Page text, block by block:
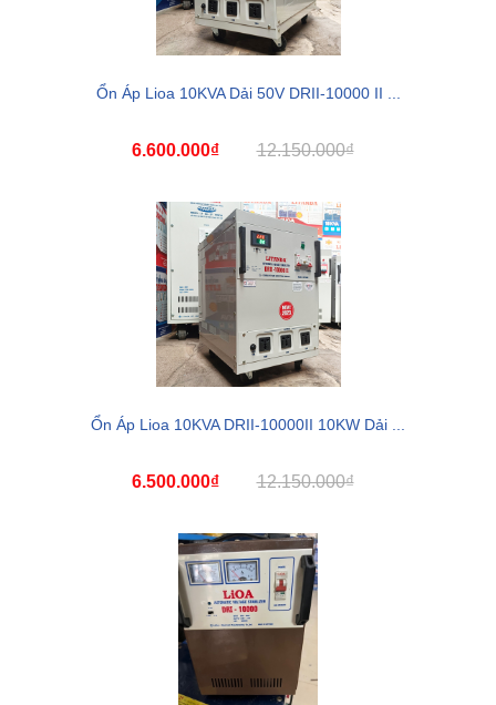
Ổn Áp Lioa 10KVA Dải 50V DRII-10000 II ...
6.600.000₫ 12.150.000₫
Ổn Áp Lioa 10KVA DRII-10000II 10KW Dải ...
6.500.000₫ 12.150.000₫